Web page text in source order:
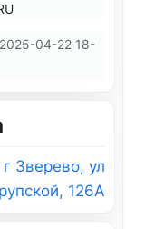
04-22 18-
Зверево, ул
126А